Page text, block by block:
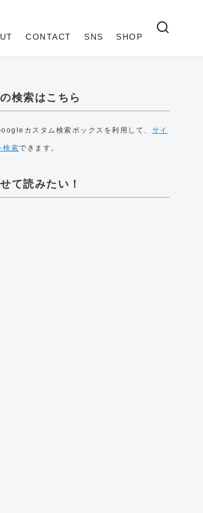
CONTACT SNS SHOP
検索はこちら
カスタム検索ボックスを利用して、 サイ
検索できます。
て読みたい！